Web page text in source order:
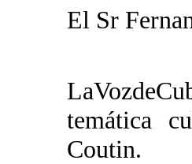
El Sr
temática
Coutin.